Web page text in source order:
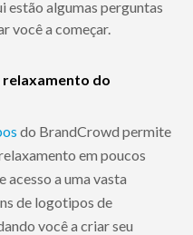
estão algumas perguntas
você a começar.
do
do BrandCrowd permite
em poucos
a uma vasta
de logotipos de
você a criar seu